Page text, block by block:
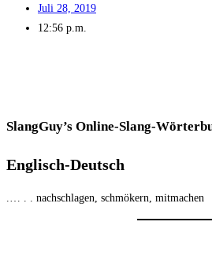
Juli 28, 2019
12:56 p.m.
SlangGuy’s Online-Slang-
Eng­lisch-Deutsch
.… . . nach­schla­gen, schmö­kern, mitmachen